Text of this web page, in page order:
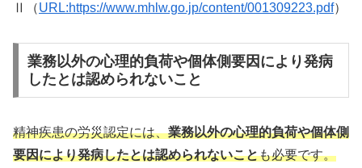
Ⅱ（URL:https://www.mhlw.go.jp/content/001309223.pdf）
業務以外の⼼理的負荷や個体側要因により発病
したとは認められないこと
精神疾患の労災認定には、業務以外の⼼理的負荷や個体側
要因により発病したとは認められないことも必要です。